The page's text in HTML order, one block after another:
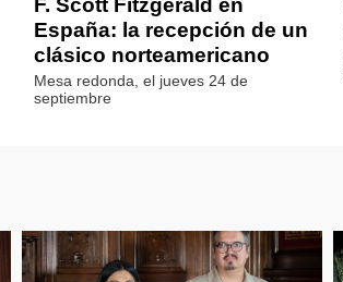
F. Scott Fitzgerald en
España: la recepción de un
clásico norteamericano
Mesa redonda, el jueves 24 de
septiembre